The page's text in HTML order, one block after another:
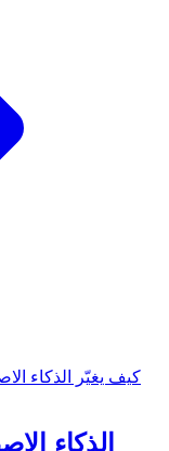
كيف يغيّر الذكاء
الذكاء